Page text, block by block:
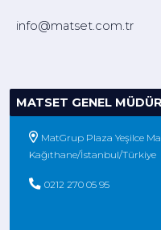
info@matset.com.tr
MATSET GENEL
MatGrup Plaza Yeşilce
Kağıthane/İstanbul/Türkiye
0212 270 05 95